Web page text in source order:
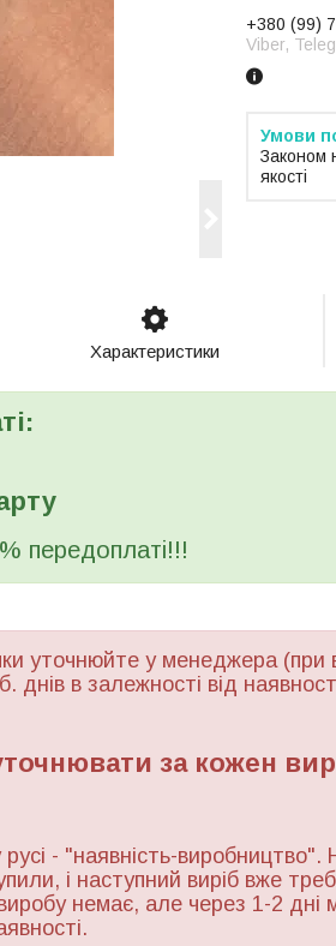
+380 (99)
Viber,
Законом
якості
Характеристики
передоплаті!!!
уточнюйте у менеджера (при
в залежності від
за кожен
- "наявність-виробництво".
і наступний виріб вже
немає, але через 1-2 дні